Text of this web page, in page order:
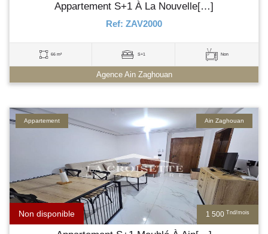
Appartement S+1 À La Nouvelle[…]
Ref: ZAV2000
66 m² S+1 Non
Agence Ain Zaghouan
1 500 Tnd/mois
Non disponible
Ain Zaghouan
Appartement